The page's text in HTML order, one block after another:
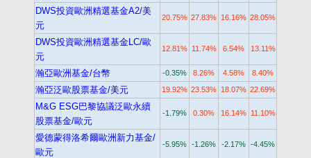
DWS投資歐洲精選基金A2/美
元
20.75% 27.83% 16.16% 28.05%
DWS投資歐洲精選基金LC/歐
元
12.81% 11.74% 6.54% 13.11%
瀚亞歐洲基金/台幣 -0.35% 8.26% 4.58% 8.40%
瀚亞泛歐股票基金/美元 19.92% 23.53% 18.07% 22.69%
M&G ESG巴黎協議泛歐永續
股票基金/歐元
-1.79% 0.30% 16.14% 11.10%
愛德蒙得洛希爾歐洲新力基金/
歐元
-5.95% -1.26% -2.17% -4.45%